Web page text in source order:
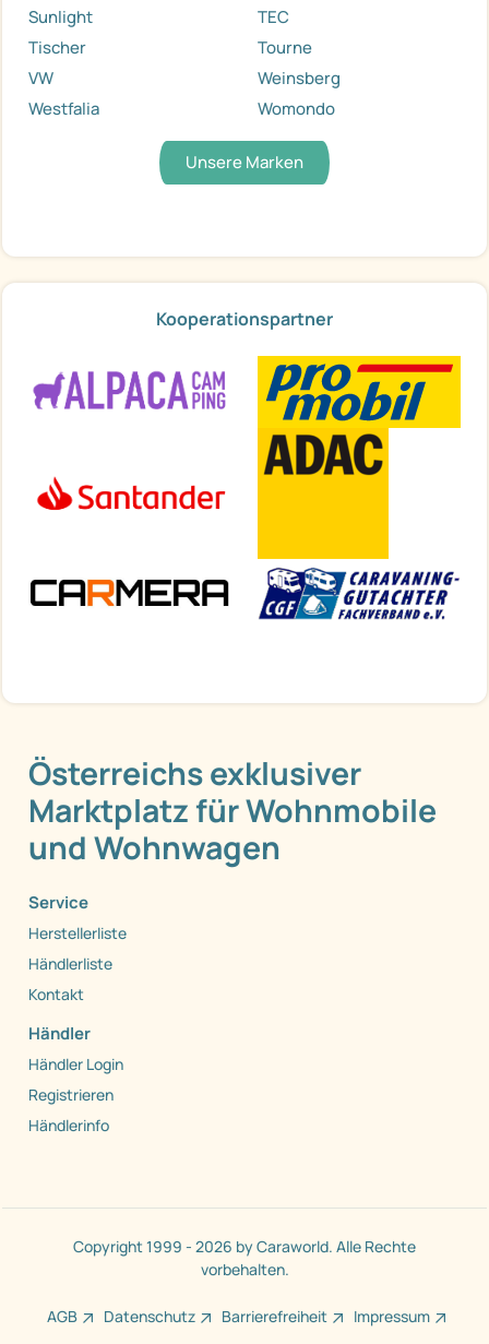
Sunlight
TEC
Tischer
Tourne
VW
Weinsberg
Westfalia
Womondo
Unsere Marken
Kooperationspartner
Österreichs exklusiver
Marktplatz für Wohnmobile
und Wohnwagen
Service
Herstellerliste
Händlerliste
Kontakt
Händler
Händler Login
Registrieren
Händlerinfo
Copyright 1999 - 2026 by Caraworld. Alle Rechte
vorbehalten.
AGB Datenschutz Barrierefreiheit Impressum